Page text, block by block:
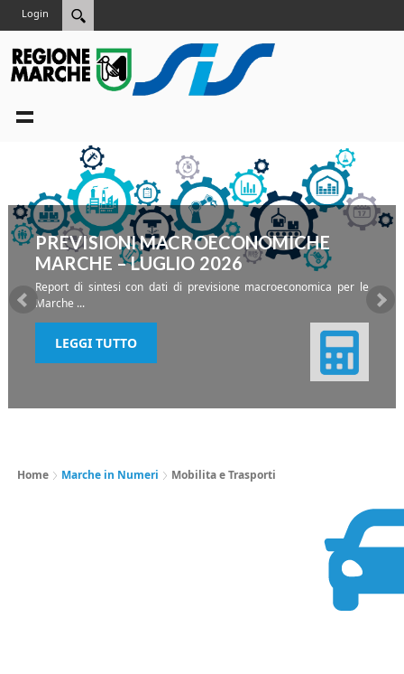
Login
PREVISIONI MACROECONOMICHE
MARCHE – LUGLIO 2026
Report di sintesi con dati di previsione macroeconomica per le
Marche ...
LEGGI TUTTO
Home Marche in Numeri Mobilita e Trasporti